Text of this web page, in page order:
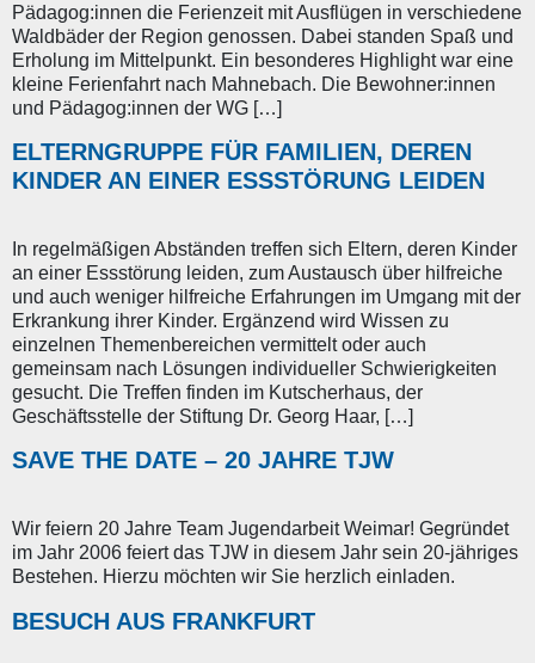
Pädagog:innen die Ferienzeit mit Ausflügen in verschiedene
Waldbäder der Region genossen. Dabei standen Spaß und
Erholung im Mittelpunkt. Ein besonderes Highlight war eine
kleine Ferienfahrt nach Mahnebach. Die Bewohner:innen
und Pädagog:innen der WG […]
ELTERNGRUPPE FÜR FAMILIEN, DEREN
KINDER AN EINER ESSSTÖRUNG LEIDEN
In regelmäßigen Abständen treffen sich Eltern, deren Kinder
an einer Essstörung leiden, zum Austausch über hilfreiche
und auch weniger hilfreiche Erfahrungen im Umgang mit der
Erkrankung ihrer Kinder. Ergänzend wird Wissen zu
einzelnen Themenbereichen vermittelt oder auch
gemeinsam nach Lösungen individueller Schwierigkeiten
gesucht. Die Treffen finden im Kutscherhaus, der
Geschäftsstelle der Stiftung Dr. Georg Haar, […]
SAVE THE DATE – 20 JAHRE TJW
Wir feiern 20 Jahre Team Jugendarbeit Weimar! Gegründet
im Jahr 2006 feiert das TJW in diesem Jahr sein 20-jähriges
Bestehen. Hierzu möchten wir Sie herzlich einladen.
BESUCH AUS FRANKFURT